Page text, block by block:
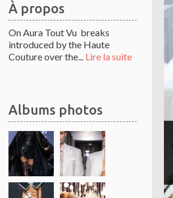
À propos
On Aura Tout Vu breaks
introduced by the Haute
Couture over the... Lire la suite
Albums photos